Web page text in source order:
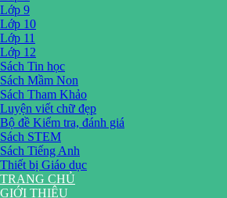
Lớp 9
Lớp 10
Lớp 11
Lớp 12
Sách Tin học
Sách Mầm Non
Sách Tham Khảo
Luyện viết chữ đẹp
Bộ đề Kiểm tra, đánh giá
Sách STEM
Sách Tiếng Anh
Thiết bị Giáo dục
TRANG CHỦ
GIỚI THIỆU